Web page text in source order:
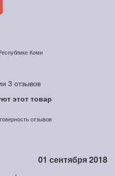
Коми
3 отзывов
этот товар
отзывов
01 сентября 2018